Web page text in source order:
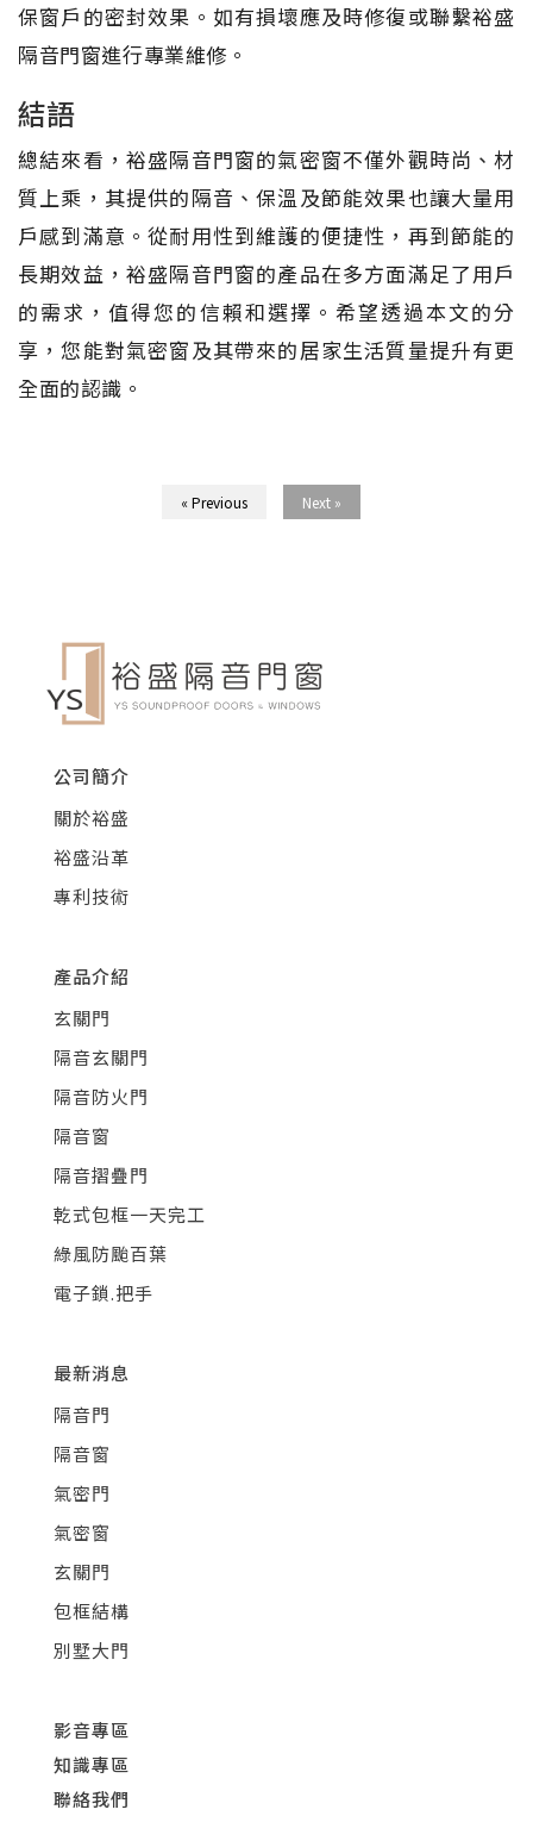
保窗戶的密封效果。如有損壞應及時修復或聯繫裕盛
隔音門窗進行專業維修。
結語
總結來看，裕盛隔音門窗的氣密窗不僅外觀時尚、材
質上乘，其提供的隔音、保溫及節能效果也讓大量用
戶感到滿意。從耐用性到維護的便捷性，再到節能的
長期效益，裕盛隔音門窗的產品在多方面滿足了用戶
的需求，值得您的信賴和選擇。希望透過本文的分
享，您能對氣密窗及其帶來的居家生活質量提升有更
全面的認識。
« Previous Next »
公司簡介
關於裕盛
裕盛沿革
專利技術
產品介紹
玄關門
隔音玄關門
隔音防火門
隔音窗
隔音摺疊門
乾式包框一天完工
綠風防颱百葉
電子鎖.把手
最新消息
隔音門
隔音窗
氣密門
氣密窗
玄關門
包框結構
別墅大門
影音專區
知識專區
聯絡我們